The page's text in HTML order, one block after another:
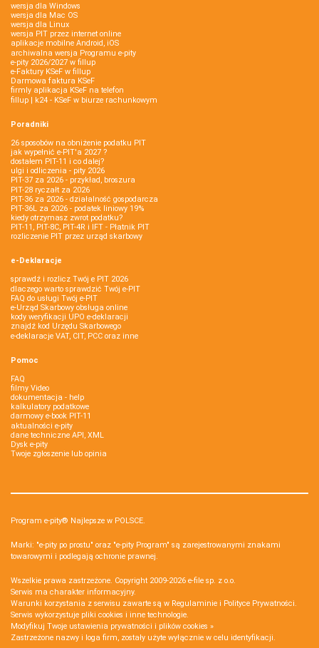
wersja dla Windows
wersja dla Mac OS
wersja dla Linux
wersja PIT przez internet online
aplikacje mobilne Android, iOS
archiwalna wersja Programu e-pity
e-pity 2026/2027 w fillup
e‑Faktury KSeF w fillup
Darmowa faktura KSeF
firmly aplikacja KSeF na telefon
fillup | k24 - KSeF w biurze rachunkowym
Poradniki
26 sposobów na obniżenie podatku PIT
jak wypełnić e-PIT'a 2027 ?
dostałem PIT-11 i co dalej?
ulgi i odliczenia - pity 2026
PIT-37 za 2026 - przykład, broszura
PIT-28 ryczałt za 2026
PIT-36 za 2026 - działalność gospodarcza
PIT-36L za 2026 - podatek liniowy 19%
kiedy otrzymasz zwrot podatku?
PIT-11, PIT-8C, PIT-4R i IFT - Płatnik PIT
rozliczenie PIT przez urząd skarbowy
e-Deklaracje
sprawdź i rozlicz Twój e PIT 2026
dlaczego warto sprawdzić Twój e-PIT
FAQ do usługi Twój e-PIT
e-Urząd Skarbowy obsługa online
kody weryfikacji UPO e-deklaracji
znajdź kod Urzędu Skarbowego
e-deklaracje VAT, CIT, PCC oraz inne
Pomoc
FAQ
filmy Video
dokumentacja - help
kalkulatory podatkowe
darmowy e-book PIT-11
aktualności e-pity
dane techniczne API, XML
Dysk e-pity
Twoje zgłoszenie lub opinia
Program e-pity® Najlepsze w POLSCE.
Marki: "e-pity po prostu" oraz "e-pity Program" są zarejestrowanymi znakami
towarowymi i podlegają ochronie prawnej.
Wszelkie prawa zastrzeżone. Copyright 2009-2026 e-file sp. z o.o.
Serwis ma charakter informacyjny.
Warunki korzystania z serwisu zawarte są w Regulaminie i Polityce Prywatności.
Serwis wykorzystuje pliki cookies i inne technologie.
Modyfikuj Twoje ustawienia prywatności i plików cookies »
Zastrzeżone nazwy i loga firm, zostały użyte wyłącznie w celu identyfikacji.